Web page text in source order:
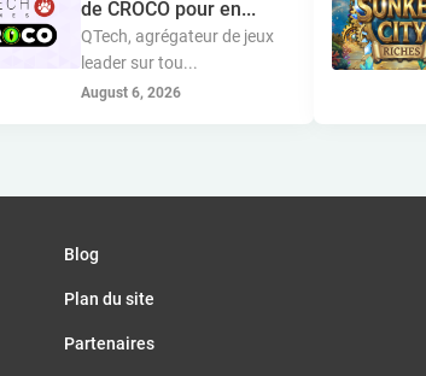
de CROCO pour en...
QTech, agrégateur de jeux
leader sur tou...
August 6, 2026
Blog
Plan du site
Partenaires